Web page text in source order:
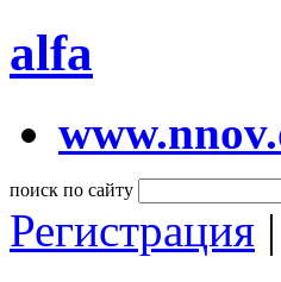
alfa
поиск по сайту
Регистрация |